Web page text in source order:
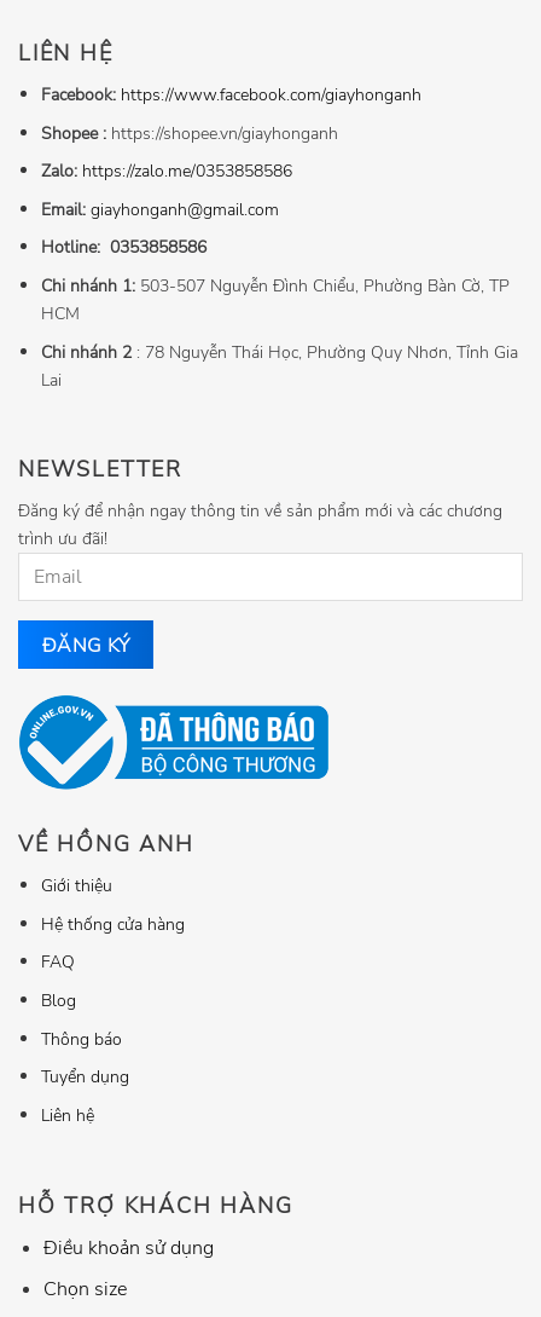
NEWSLETTER
Đăng ký để nhận ngay thông tin về sản phẩm mới và các chương
trình ưu đãi!
VỀ HỒNG ANH
Giới thiệu
Hệ thống cửa hàng
FAQ
Blog
Thông báo
Tuyển dụng
Liên hệ
HỖ TRỢ KHÁCH HÀNG
Điều khoản sử dụng
Chọn size
LIÊN HỆ
Facebook: https://www.facebook.com/giayhonganh
Shopee : https://shopee.vn/giayhonganh
Zalo: https://zalo.me/0353858586
Email: giayhonganh@gmail.com
Hotline: 0353858586
Chi nhánh 1: 503-507 Nguyễn Đình Chiểu, Phường Bàn Cờ, TP
HCM
Chi nhánh 2: 78 Nguyễn Thái Học, Phường Quy Nhơn, Tỉnh Gia
Lai